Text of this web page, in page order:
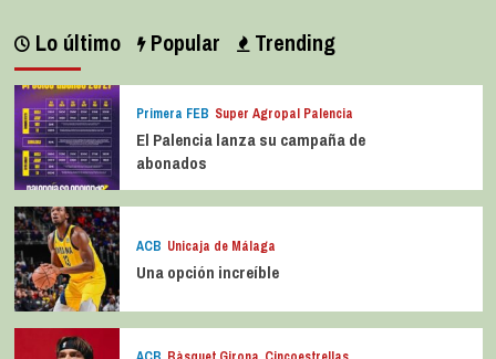
Lo último Popular Trending
Primera FEB Super Agropal Palencia
El Palencia lanza su campaña de
abonados
ACB Unicaja de Málaga
Una opción increíble